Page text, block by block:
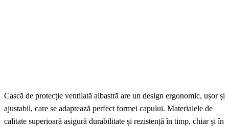
Cască de protecție ventilată albastră are un design ergonomic, ușor și
ajustabil, care se adaptează perfect formei capului. Materialele de
calitate superioară asigură durabilitate și rezistență în timp, chiar și în